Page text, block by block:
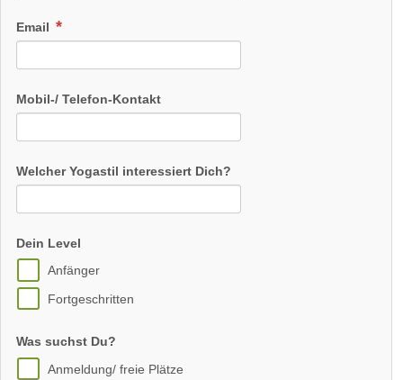
Email
Mobil-/ Telefon-Kontakt
Welcher Yogastil interessiert Dich?
Dein Level
Anfänger
Fortgeschritten
Was suchst Du?
Anmeldung/ freie Plätze